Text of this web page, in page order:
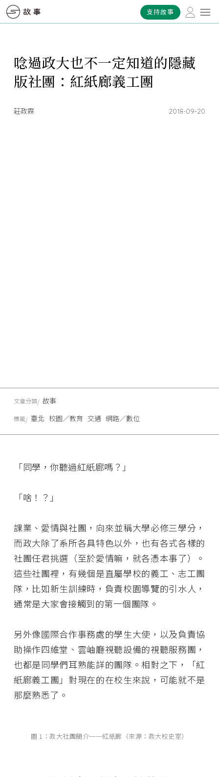
支持故事
唸過政大也不一定知道的隱藏
版社團：紅紙廊義工團
莊政霖 2018-09-20
「同學，你聽過紅紙廊嗎？」
「啥！？」
課業、愛情與社團，向來並稱大學必修三學分，
而政大除了系所各具特色以外，也有各式各樣的
社團任君挑選（至於愛情嘛，就各憑本事了）。
這些社團裡，有幾個是直屬學校的義工、志工團
隊，比如新生訓練時，負責校園導覽的引水人，
通常是大家會接觸到的第一個團隊。
另外像國際合作事務處的學生大使，以及負責協
助操作四維堂、雲岫廳視聽設備的視聽服務團，
也都是同學們耳熟能詳的團隊。相對之下，「紅
紙廊義工團」對現在的在校生來說，可能就不是
那麼熟悉了。
圖 1：政大社團簡介──紅紙廊（來源：政大校史室）
文章分類 故事
標籤 臺北 校園／教育 交通 網路／數位